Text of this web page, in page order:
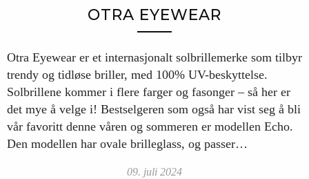
OTRA EYEWEAR
Otra Eyewear er et internasjonalt solbrillemerke som tilbyr
trendy og tidløse briller, med 100% UV-beskyttelse.
Solbrillene kommer i flere farger og fasonger – så her er
det mye å velge i! Bestselgeren som også har vist seg å bli
vår favoritt denne våren og sommeren er modellen Echo.
Den modellen har ovale brilleglass, og passer…
09. juli 2024